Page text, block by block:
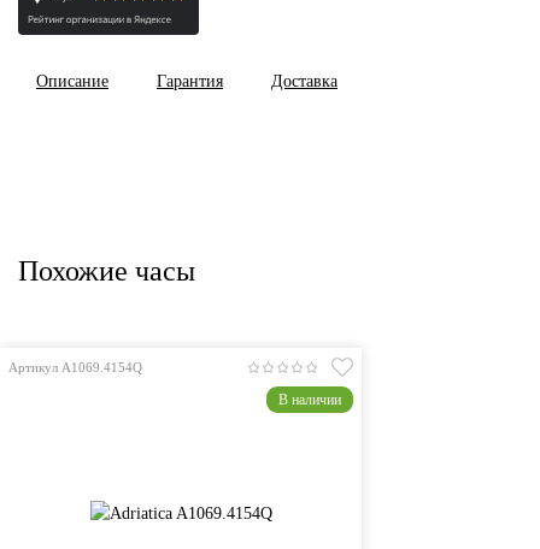
Описание Гарантия Доставка
Похожие часы
Артикул A1069.4154Q
В наличии